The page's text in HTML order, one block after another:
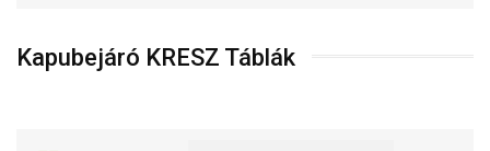
Kapubejáró KRESZ Táblák